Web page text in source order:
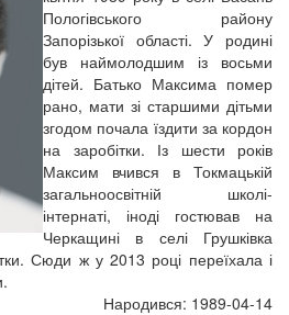
Пологівського району
Запорізької області. У родині
був наймолодшим із восьми
дітей. Батько Максима помер
рано, мати зі старшими дітьми
згодом почала їздити за кордон
на заробітки. Із шести років
Максим вчився в Токмацькій
загальноосвітній школі-
інтернаті, іноді гостював на
Черкащині в селі Грушківка
Сюди ж у 2013 році переїхала і
Народився: 1989-04-14